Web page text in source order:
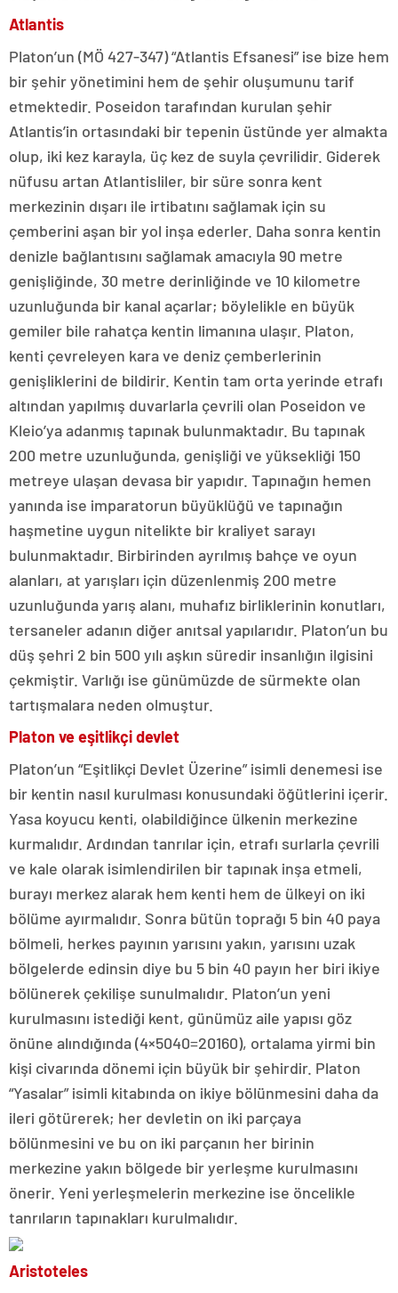
Atlantis
Platon’un (MÖ 427-347) “Atlantis Efsanesi” ise bize hem
bir şehir yönetimini hem de şehir oluşumunu tarif
etmektedir. Poseidon tarafından kurulan şehir
Atlantis’in ortasındaki bir tepenin üstünde yer almakta
olup, iki kez karayla, üç kez de suyla çevrilidir. Giderek
nüfusu artan Atlantisliler, bir süre sonra kent
merkezinin dışarı ile irtibatını sağlamak için su
çemberini aşan bir yol inşa ederler. Daha sonra kentin
denizle bağlantısını sağlamak amacıyla 90 metre
genişliğinde, 30 metre derinliğinde ve 10 kilometre
uzunluğunda bir kanal açarlar; böylelikle en büyük
gemiler bile rahatça kentin limanına ulaşır. Platon,
kenti çevreleyen kara ve deniz çemberlerinin
genişliklerini de bildirir. Kentin tam orta yerinde etrafı
altından yapılmış duvarlarla çevrili olan Poseidon ve
Kleio’ya adanmış tapınak bulunmaktadır. Bu tapınak
200 metre uzunluğunda, genişliği ve yüksekliği 150
metreye ulaşan devasa bir yapıdır. Tapınağın hemen
yanında ise imparatorun büyüklüğü ve tapınağın
haşmetine uygun nitelikte bir kraliyet sarayı
bulunmaktadır. Birbirinden ayrılmış bahçe ve oyun
alanları, at yarışları için düzenlenmiş 200 metre
uzunluğunda yarış alanı, muhafız birliklerinin konutları,
tersaneler adanın diğer anıtsal yapılarıdır. Platon’un bu
düş şehri 2 bin 500 yılı aşkın süredir insanlığın ilgisini
çekmiştir. Varlığı ise günümüzde de sürmekte olan
tartışmalara neden olmuştur.
Platon ve eşitlikçi devlet
Platon’un “Eşitlikçi Devlet Üzerine” isimli denemesi ise
bir kentin nasıl kurulması konusundaki öğütlerini içerir.
Yasa koyucu kenti, olabildiğince ülkenin merkezine
kurmalıdır. Ardından tanrılar için, etrafı surlarla çevrili
ve kale olarak isimlendirilen bir tapınak inşa etmeli,
burayı merkez alarak hem kenti hem de ülkeyi on iki
bölüme ayırmalıdır. Sonra bütün toprağı 5 bin 40 paya
bölmeli, herkes payının yarısını yakın, yarısını uzak
bölgelerde edinsin diye bu 5 bin 40 payın her biri ikiye
bölünerek çekilişe sunulmalıdır. Platon’un yeni
kurulmasını istediği kent, günümüz aile yapısı göz
önüne alındığında (4×5040=20160), ortalama yirmi bin
kişi civarında dönemi için büyük bir şehirdir. Platon
“Yasalar” isimli kitabında on ikiye bölünmesini daha da
ileri götürerek; her devletin on iki parçaya
bölünmesini ve bu on iki parçanın her birinin
merkezine yakın bölgede bir yerleşme kurulmasını
önerir. Yeni yerleşmelerin merkezine ise öncelikle
tanrıların tapınakları kurulmalıdır.
Aristoteles